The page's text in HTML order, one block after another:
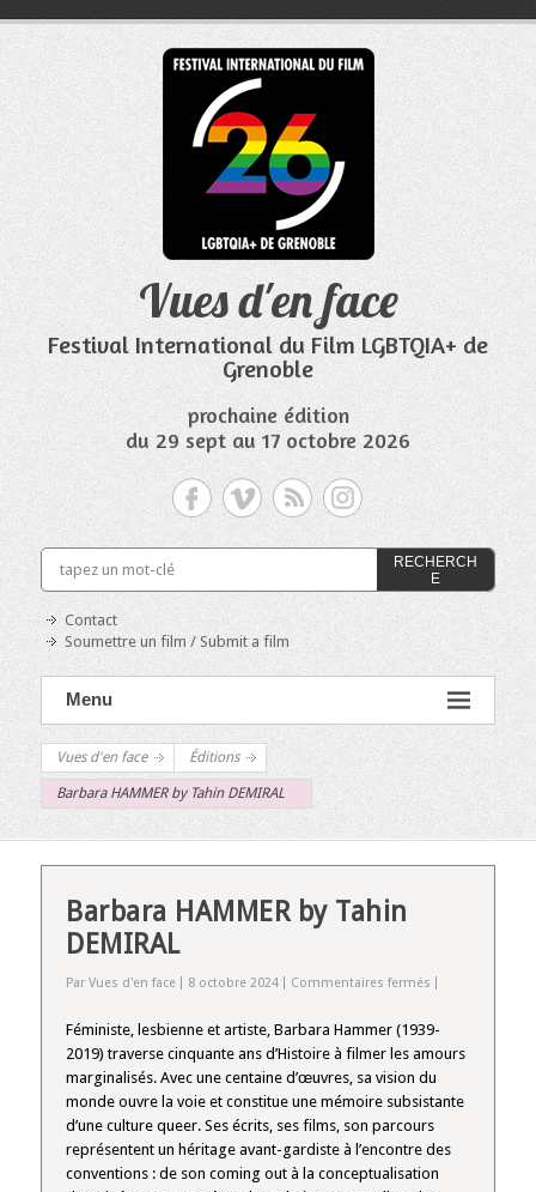
Vues d'en face
Festival International du Film LGBTQIA+ de
Grenoble
prochaine édition
du 29 sept au 17 octobre 2026
RECHERCH
E
Contact
Soumettre un film / Submit a film
Menu
Vues d'en face Éditions
Barbara HAMMER by Tahin DEMIRAL
Barbara HAMMER by Tahin
DEMIRAL
Par Vues d'en face 8 octobre 2024 Commentaires fermés sur
HAMMER
Tahin
DEMIRAL
Féministe, lesbienne et artiste, Barbara Hammer (1939-
2019) traverse cinquante ans d’Histoire à filmer les amours
marginalisés. Avec une centaine d’œuvres, sa vision du
monde ouvre la voie et constitue une mémoire subsistante
d’une culture queer. Ses écrits, ses films, son parcours
représentent un héritage avant-gardiste à l’encontre des
conventions : de son coming out à la conceptualisation